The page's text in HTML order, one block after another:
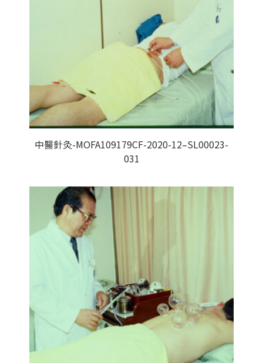
中醫針灸-MOFA109179CF-2020-12–SL00023-
031